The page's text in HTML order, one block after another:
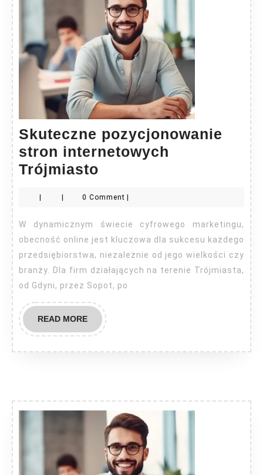
Skuteczne pozycjonowanie
stron internetowych
Trójmiasto
stron
internetowych
Trójmiasto
0 Comment
W dynamicznym świecie cyfrowego marketingu,
obecność online jest kluczowa dla sukcesu każdego
przedsiębiorstwa, niezależnie od jego wielkości czy
branży. Dla firm działających na terenie Trójmiasta,
od Gdyni, przez Sopot, po
READ MOREREAD
MORE